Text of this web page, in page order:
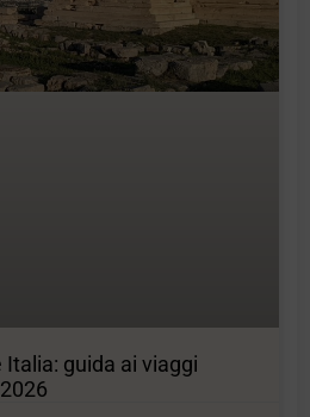
Italia: guida ai viaggi